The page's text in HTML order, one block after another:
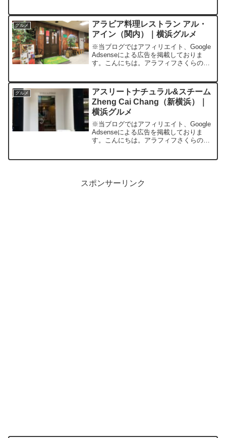
（４～５年ぐらい前かな？）、とあるき
っかけで週に...
グルメ
アラビア料理レストラン アル・
アイン（関内）｜横浜グルメ
※当ブログではアフィリエイト、Google
Adsenseによる広告を掲載しておりま
す。こんにちは。アラフィフさくらの普
駅から3分程度のところにある「アラビア
料理...
グルメ
アスリートナチュラル&スチーム
Zheng Cai Chang（新横浜）｜
横浜グルメ
※当ブログではアフィリエイト、Google
Adsenseによる広告を掲載しておりま
す。こんにちは。アラフィフさくらの普
スポンサーリンク